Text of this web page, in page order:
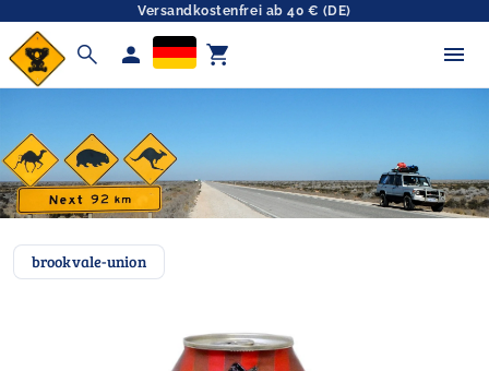
Versandkostenfrei ab 40 € (DE)
search person shopping_cart
brookvale-union